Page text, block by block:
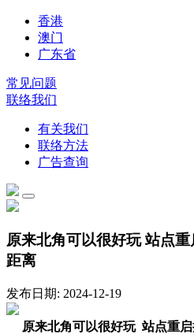
香港
澳门
广东省
常见问题
联络我们
有关我们
联络方法
广告查询
原来北角可以很好玩 站点
距离
发布日期: 2024-12-19
原来北角可以很好玩 站点重